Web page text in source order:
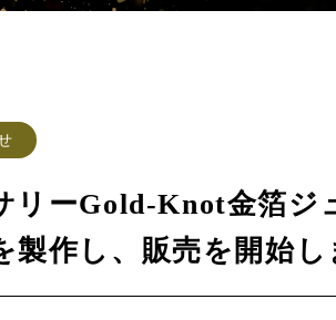
リーGold-Knot金箔ジ
製作し、販売を開始し